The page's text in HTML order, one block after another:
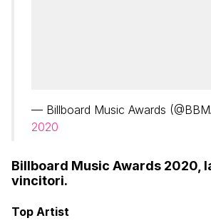
— Billboard Music Awards
2020
Billboard Music Awards 2020,
vincitori.
Top Artist